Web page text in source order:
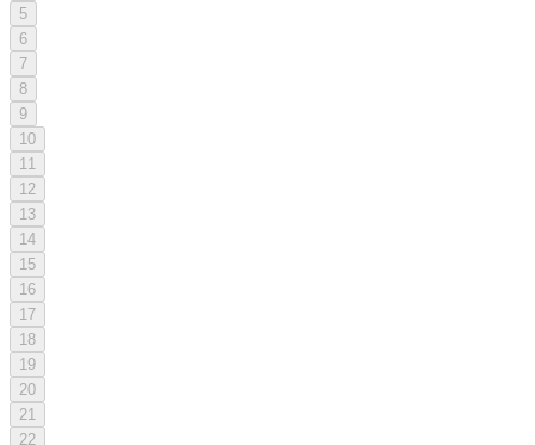
5
6
7
8
9
10
11
12
13
14
15
16
17
18
19
20
21
22